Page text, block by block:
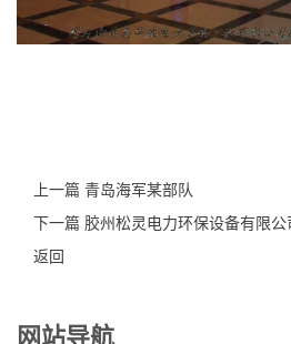
上一篇 青岛海军某部队
下一篇 胶州松灵电力环保设备有限公
返回
网站导航